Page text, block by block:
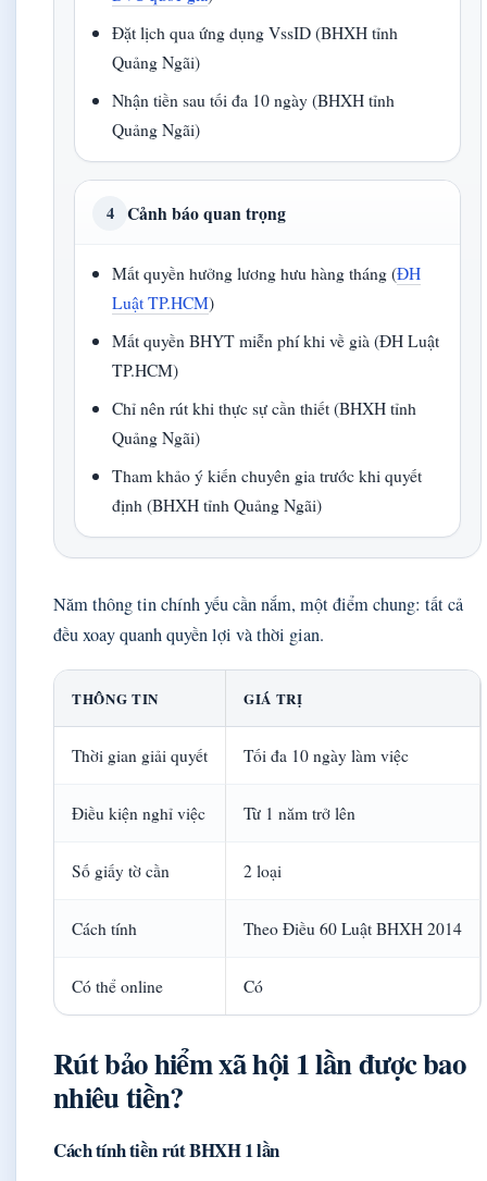
Đặt lịch qua ứng dụng VssID (BHXH tỉnh
Quảng Ngãi)
Nhận tiền sau tối đa 10 ngày (BHXH tỉnh
Quảng Ngãi)
4 Cảnh báo quan trọng
Mất quyền hưởng lương hưu hàng tháng (ĐH
Luật TP.HCM)
Mất quyền BHYT miễn phí khi về già (ĐH Luật
TP.HCM)
Chỉ nên rút khi thực sự cần thiết (BHXH tỉnh
Quảng Ngãi)
Tham khảo ý kiến chuyên gia trước khi quyết
định (BHXH tỉnh Quảng Ngãi)
Năm thông tin chính yếu cần nắm, một điểm chung: tất cả
đều xoay quanh quyền lợi và thời gian.
THÔNG TIN GIÁ TRỊ
Thời gian giải quyết Tối đa 10 ngày làm việc
Điều kiện nghỉ việc Từ 1 năm trở lên
Số giấy tờ cần 2 loại
Cách tính Theo Điều 60 Luật BHXH 2014
Có thể online Có
Rút bảo hiểm xã hội 1 lần được bao
nhiêu tiền?
Cách tính tiền rút BHXH 1 lần